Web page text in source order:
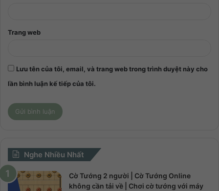
Trang web
Lưu tên của tôi, email, và trang web trong trình duyệt này cho
lần bình luận kế tiếp của tôi.
Nghe Nhiều Nhất
Cờ Tướng 2 người | Cờ Tướng Online
không cần tải về | Chơi cờ tướng với máy